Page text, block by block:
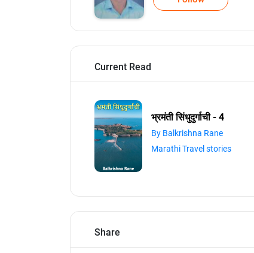
Current Read
भ्रमंती सिंधुदुर्गाची - 4
By Balkrishna Rane
Marathi Travel stories
Share